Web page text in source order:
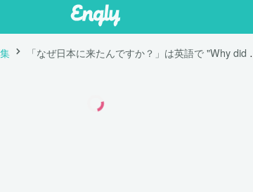
「なぜ日本に